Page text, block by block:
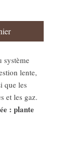
système
lente,
que les
et les gaz.
: plante